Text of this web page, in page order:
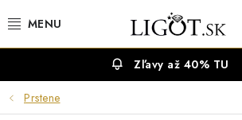
na
Zľavy až 40% TU
Prstene